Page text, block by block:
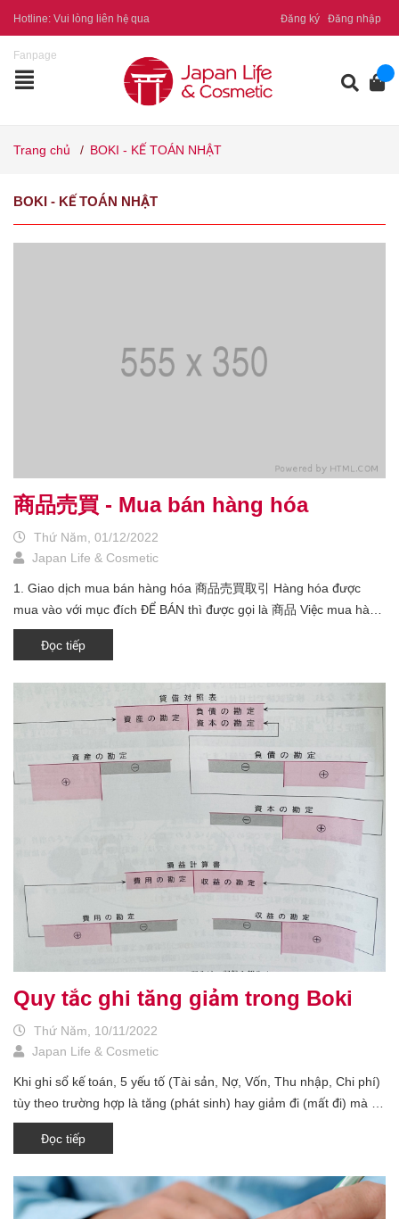
Hotline: Vui lòng liên hệ qua
Fanpage
Đăng ký Đăng nhập
Trang chủ / BOKI - KẾ TOÁN NHẬT
BOKI - KẾ TOÁN NHẬT
商品売買 - Mua bán hàng hóa
Thứ Năm, 01/12/2022
Japan Life & Cosmetic
1. Giao dịch mua bán hàng hóa 商品売買取引 Hàng hóa được
mua vào với mục đích ĐỂ BÁN thì được gọi là 商品 Việc mua hàng
hóa vào với mục đích ĐỂ BÁN thì được gọi là 仕入れ Nếu mua văn
phòng phẩm, bàn ghế với mục ĐỂ DOANH NGHIỆP SỬ DỤNG thì
Đọc tiếp
Quy tắc ghi tăng giảm trong Boki
Thứ Năm, 10/11/2022
Japan Life & Cosmetic
Khi ghi sổ kế toán, 5 yếu tố (Tài sản, Nợ, Vốn, Thu nhập, Chi phí)
tùy theo trường hợp là tăng (phát sinh) hay giảm đi (mất đi) mà sẽ
được quy định là ghi bên Nợ (借方 - bên trái) hay ghi vào bên Có
(貸方 - bên phải) ① 資産 (Tài sản) : Tăng ghi bên 借方 (Debtor) ,
Tăng ghi bên 貸方 ③ 資本 (Vốn) : Giảm ghi bên 借方, Tăng ghi
bên 貸方 ④ 収益 (Doanh thu) : Giảm ghi bên 借方, phát sinh ghi
Đọc tiếp